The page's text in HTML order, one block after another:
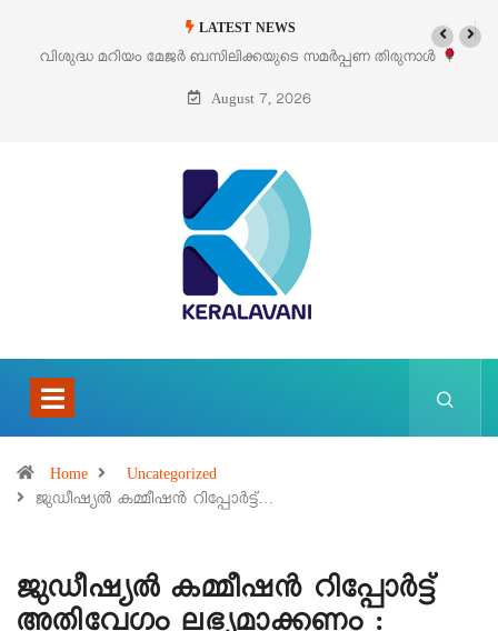
LATEST NEWS
‘പെറ്റൽസ്’ ലൈഫ് സ്റ്റൈൽ എക്സിബിഷനും സെയിലും
പെരുമാനൂരിൽ
August 7, 2026
Home
Uncategorized
ജുഡീഷ്യൽ കമ്മീഷൻ റിപ്പോർട്ട്…
ജുഡീഷ്യൽ കമ്മീഷൻ റിപ്പോർട്ട്